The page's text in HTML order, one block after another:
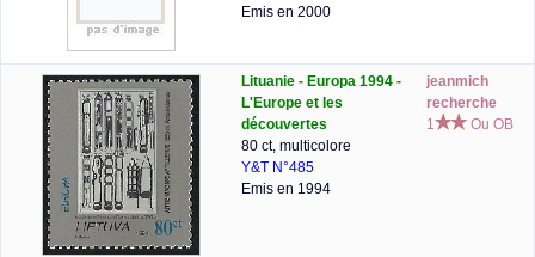
Emis en 2000
Lituanie - Europa 1994 -
L'Europe et les
découvertes
80 ct, multicolore
Y&T N°485
Emis en 1994
jeanmich
recherche
1
Ou OB